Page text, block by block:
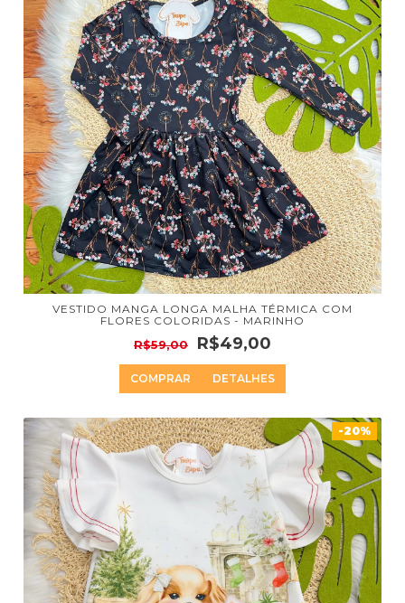
VESTIDO MANGA LONGA MALHA TÉRMICA COM
FLORES COLORIDAS - MARINHO
R$59,00 R$49,00
COMPRAR DETALHES
-20%